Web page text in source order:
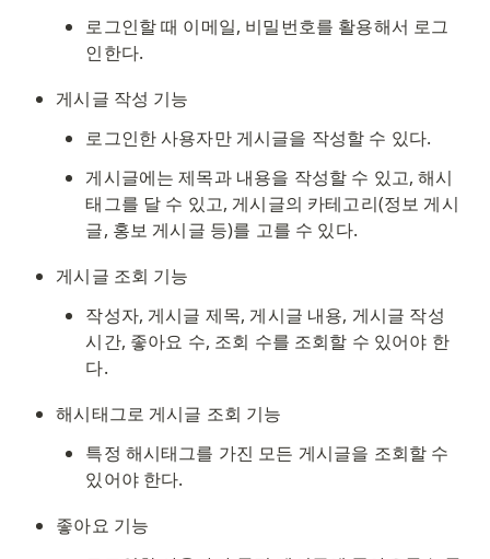
로그인할 때 이메일, 비밀번호를 활용해서 로그
인한다.
게시글 작성 기능
로그인한 사용자만 게시글을 작성할 수 있다.
게시글에는 제목과 내용을 작성할 수 있고, 해시
태그를 달 수 있고, 게시글의 카테고리(정보 게시
글, 홍보 게시글 등)를 고를 수 있다.
게시글 조회 기능
작성자, 게시글 제목, 게시글 내용, 게시글 작성
시간, 좋아요 수, 조회 수를 조회할 수 있어야 한
다.
해시태그로 게시글 조회 기능
특정 해시태그를 가진 모든 게시글을 조회할 수
있어야 한다.
좋아요 기능